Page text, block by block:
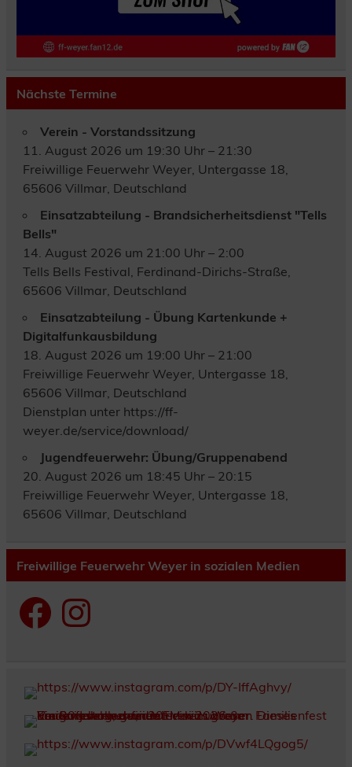
Nächste Termine
Verein - Vorstandssitzung
11. August 2026 um 19:30 Uhr – 21:30
Freiwillige Feuerwehr Weyer, Untergasse 18,
65606 Villmar, Deutschland
Einsatzabteilung - Brandsicherheitsdienst "Tells
Bells"
14. August 2026 um 21:00 Uhr – 2:00
Tells Bells Festival, Ferdinand-Dirichs-Straße,
65606 Villmar, Deutschland
Einsatzabteilung - Übung Kartenkunde +
Digitalfunkausbildung
18. August 2026 um 19:00 Uhr – 21:00
Freiwillige Feuerwehr Weyer, Untergasse 18,
65606 Villmar, Deutschland
Dienstplan unter https://ff-
weyer.de/service/download/
Jugendfeuerwehr: Übung/Gruppenabend
20. August 2026 um 18:45 Uhr – 20:15
Freiwillige Feuerwehr Weyer, Untergasse 18,
65606 Villmar, Deutschland
Freiwillige Feuerwehr Weyer in sozialen Medien
FacebookInstagram